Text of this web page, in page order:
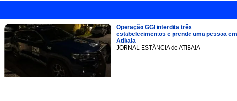
Operação GGI interdita três
estabelecimentos e prende uma pessoa em
Atibaia
JORNAL ESTÂNCIA de ATIBAIA